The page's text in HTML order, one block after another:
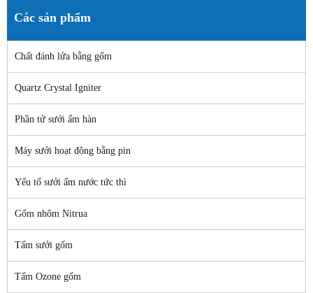
Các sản phẩm
Chất đánh lửa bằng gốm
Quartz Crystal Igniter
Phần tử sưởi ấm hàn
Máy sưởi hoạt động bằng pin
Yếu tố sưởi ấm nước tức thì
Gốm nhôm Nitrua
Tấm sưởi gốm
Tấm Ozone gốm